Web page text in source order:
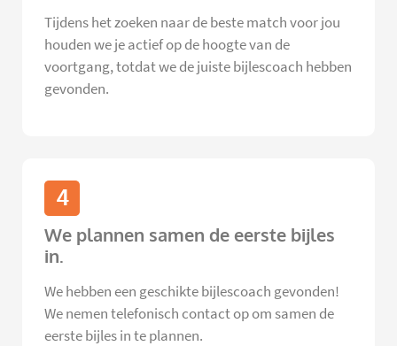
Tijdens het zoeken naar de beste match voor jou
houden we je actief op de hoogte van de
voortgang, totdat we de juiste bijlescoach hebben
gevonden.
4
We plannen samen de eerste bijles
in.
We hebben een geschikte bijlescoach gevonden!
We nemen telefonisch contact op om samen de
eerste bijles in te plannen.